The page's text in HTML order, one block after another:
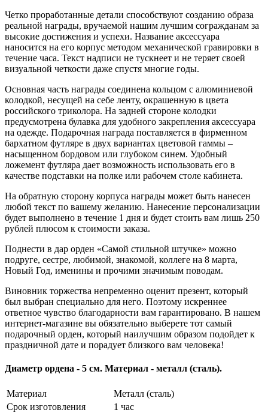
Четко проработанные детали способствуют созданию образа
реальной награды, вручаемой нашим лучшим согражданам за
высокие достижения и успехи. Название аксессуара
наносится на его корпус методом механической гравировки в
течение часа. Текст надписи не тускнеет и не теряет своей
визуальной четкости даже спустя многие годы.
Основная часть награды соединена кольцом с алюминиевой
колодкой, несущей на себе ленту, окрашенную в цвета
российского триколора. На задней стороне колодки
предусмотрена булавка для удобного закрепления аксессуара
на одежде. Подарочная награда поставляется в фирменном
бархатном футляре в двух вариантах цветовой гаммы –
насыщенном бордовом или глубоком синем. Удобный
ложемент футляра дает возможность использовать его в
качестве подставки на полке или рабочем столе кабинета.
На обратную сторону корпуса награды может быть нанесен
любой текст по вашему желанию. Нанесение персонализации
будет выполнено в течение 1 дня и будет стоить вам лишь 250
рублей плюсом к стоимости заказа.
Поднести в дар орден «Самой стильной штучке» можно
подруге, сестре, любимой, знакомой, коллеге на 8 марта,
Новый Год, именины и прочими значимым поводам.
Виновник торжества непременно оценит презент, который
был выбран специально для него. Поэтому искреннее
ответное чувство благодарности вам гарантировано. В нашем
интернет-магазине вы обязательно выберете тот самый
подарочный орден, который наилучшим образом подойдет к
праздничной дате и порадует близкого вам человека!
Диаметр ордена - 5 см. Материал - металл (сталь).
Материал
Металл (сталь)
Срок изготовления
1 час